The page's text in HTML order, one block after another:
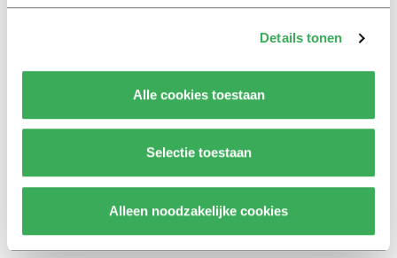
Details tonen
Alle cookies toestaan
Selectie toestaan
Alleen noodzakelijke cookies